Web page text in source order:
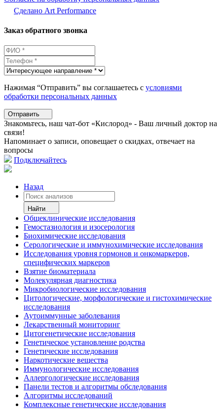
Сделано Аrt Performance
Заказ обратного звонка
Нажимая “Отправить” вы соглашаетесь с условиями
обработки персональных данных
Отправить
Знакомьтесь, наш чат-бот «Кислород» - Ваш личный доктор на
связи!
Напоминает о записи, оповещает о скидках, отвечает на
вопросы
Подключайтесь
Назад
Найти
Общеклинические исследования
Гемостазиология и изосерология
Биохимические исследования
Серологические и иммунохимические исследования
Исследования уровня гормонов и онкомаркеров,
специфических маркеров
Взятие биоматериала
Молекулярная диагностика
Микробиологические исследования
Цитологические, морфологические и гистохимические
исследования
Аутоиммунные заболевания
Лекарственный мониторинг
Цитогенетические исследования
Генетическое установление родства
Генетические исследования
Наркотические вещества
Иммунологические исследования
Аллергологические исследования
Панели тестов и алгоритмы обследования
Алгоритмы исследований
Комплексные генетические исследования